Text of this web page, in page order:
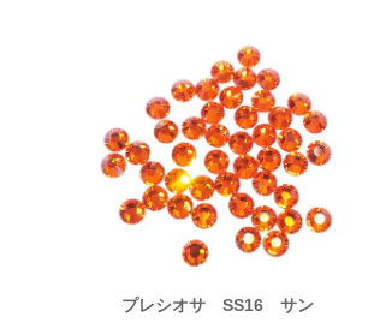
プレシオサ SS16 サン